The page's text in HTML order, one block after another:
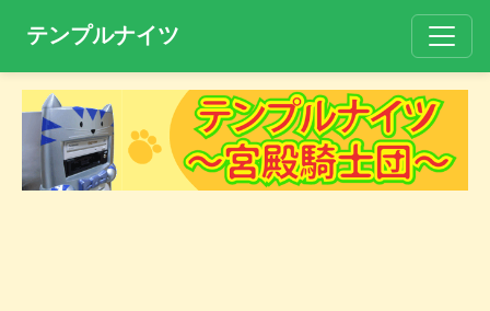
テンプルナイツ